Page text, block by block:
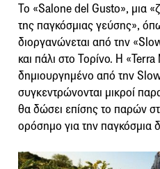
Το «Salone del Gusto», μια
της παγκόσμιας γεύσης»,
διοργανώνεται από την
και πάλι στο Τορίνο. H
δημιουργημένο από την
συγκεντρώνονται μικροί
θα δώσει επίσης το παρών
ορόσημο για την παγκόσμια